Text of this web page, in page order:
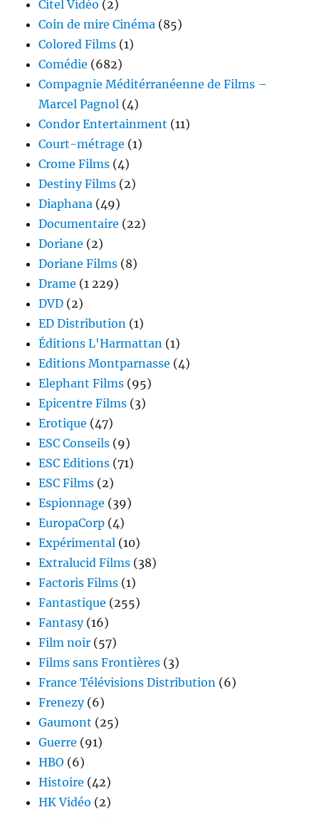
Citel Vidéo (2)
Coin de mire Cinéma (85)
Colored Films (1)
Comédie (682)
Compagnie Méditérranéenne de Films –
Marcel Pagnol (4)
Condor Entertainment (11)
Court-métrage (1)
Crome Films (4)
Destiny Films (2)
Diaphana (49)
Documentaire (22)
Doriane (2)
Doriane Films (8)
Drame (1 229)
DVD (2)
ED Distribution (1)
Éditions L'Harmattan (1)
Editions Montparnasse (4)
Elephant Films (95)
Epicentre Films (3)
Erotique (47)
ESC Conseils (9)
ESC Editions (71)
ESC Films (2)
Espionnage (39)
EuropaCorp (4)
Expérimental (10)
Extralucid Films (38)
Factoris Films (1)
Fantastique (255)
Fantasy(16)
Film noir (57)
Films sans Frontières (3)
France Télévisions Distribution (6)
Frenezy(6)
Gaumont (25)
Guerre (91)
HBO (6)
Histoire (42)
HK Vidéo (2)